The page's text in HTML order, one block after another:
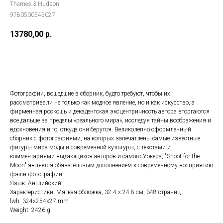
Thames & Hudson
9780500545027
13780,00 р.
Фотографии, вошедшие в сборник, будто требуют, чтобы их
рассматривали не только как модное явление, но и как искусство, а
фирменная роскошь и декадентская эксцентричность автора вторгаются
все дальше за пределы «реального мира», исследуя тайны воображения и
вдохновения и то, откуда они берутся. Великолепно оформленный
сборник с фотографиями, на которых запечатлены самые известные
фигуры мира моды и современной культуры, с текстами и
комментариями выдающихся авторов и самого Уокера, "Shoot for the
Moon" является обязательным дополнением к современному восприятию
фэшн-фотографии.
Язык: Английский
Характеристики: Мягкая обложка, 32.4 x 24.8 см, 348 страниц
lwh: 324x254x27 mm
Weight: 2426 g